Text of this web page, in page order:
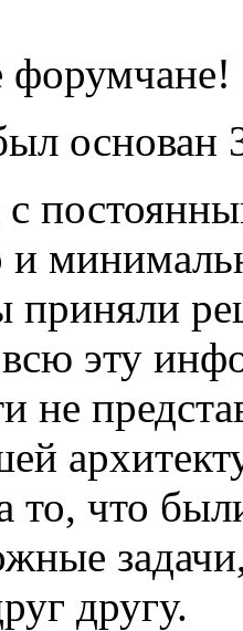
основан
и
эту
не
то, что
другу.